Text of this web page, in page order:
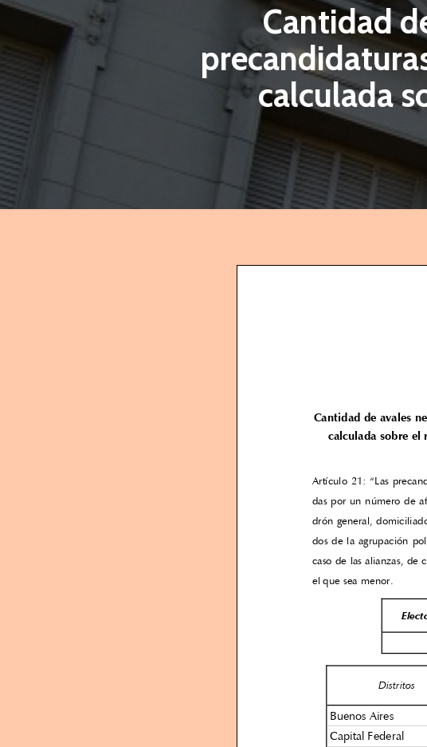
Cantidad
calculada
Distritos
Buenos Aires
Capital Federal
Cantidad de avales
calculada sobre el
Artículo 21: “Las
das por un número de
drón general,
dos de la agrupación
caso de las alianzas, de
el que sea menor.